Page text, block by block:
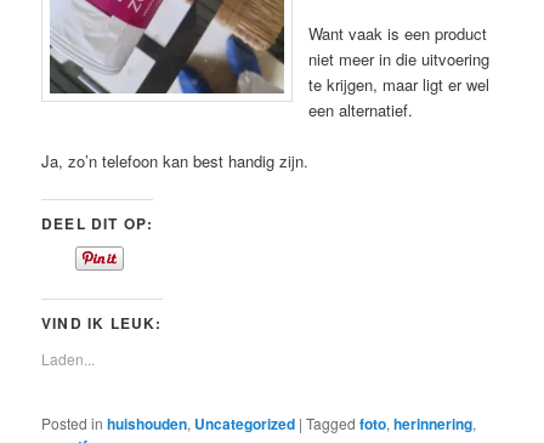
Want vaak is een product
niet meer in die uitvoering
te krijgen, maar ligt er wel
een alternatief.
Ja, zo’n telefoon kan best handig zijn.
DEEL DIT OP:
VIND IK LEUK:
Laden...
Posted in huishouden, Uncategorized |Tagged foto,herinnering,